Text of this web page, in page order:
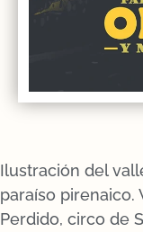
Ilustración del
paraíso pirenaico.
Perdido, circo de